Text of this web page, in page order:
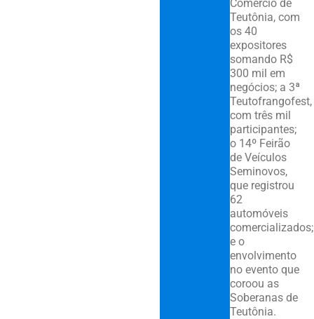
Comércio de
Teutônia, com
os 40
expositores
somando R$
300 mil em
negócios; a 3ª
Teutofrangofest,
com três mil
participantes;
o 14º Feirão
de Veículos
Seminovos,
que registrou
62
automóveis
comercializados;
e o
envolvimento
no evento que
coroou as
Soberanas de
Teutônia.